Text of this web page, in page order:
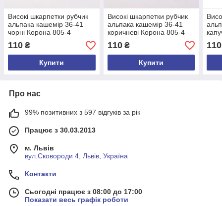
Високі шкарпетки рубчик
альпака кашемір 36-41
чорні Корона 805-4
110 ₴
Купити
Високі шкарпетки рубчик
альпака кашемір 36-41
коричневі Корона 805-4
110₴
Купити
110
Про нас
99% позитивних з 597 відгуків за рік
Працює з 30.03.2013
м. Львів
вул.Сковороди 4, Львів, Україна
Контакти
Сьогодні працює з 08:00 до 17:00
Показати весь графік роботи